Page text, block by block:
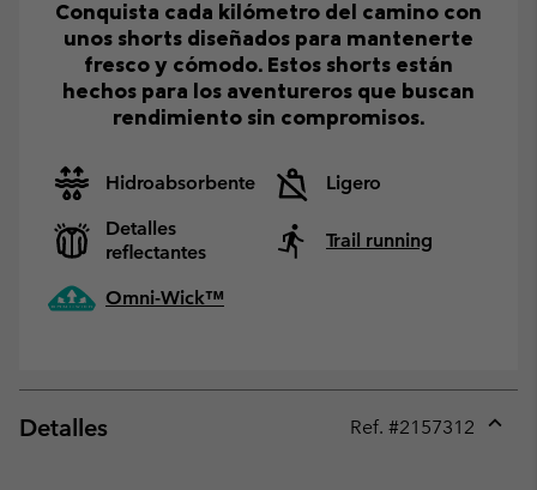
Conquista cada kilómetro del camino con
unos shorts diseñados para mantenerte
fresco y cómodo. Estos shorts están
hechos para los aventureros que buscan
rendimiento sin compromisos.
Hidroabsorbente
Ligero
Detalles
reflectantes
Trail running
Omni-Wick™
Detalles Ref. #2157312